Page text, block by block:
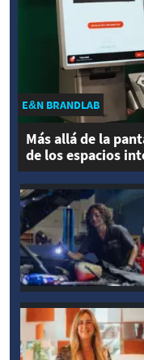
E&N BRANDLAB
Más allá de la
de los espacios